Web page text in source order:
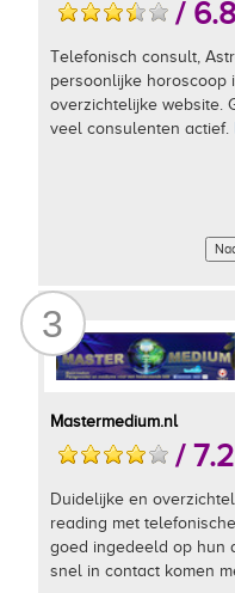
/ 6.8
Telefonisch consult,
persoonlijke horoscoop
overzichtelijke website.
veel consulenten actief.
3
Mastermedium.nl
/ 7.2
Duidelijke en
reading met
goed ingedeeld op hun
snel in contact komen